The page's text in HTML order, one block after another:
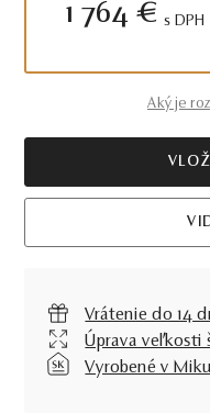
1 764 € S DPH
Aký je
Vrátenie do 14
Úprava veľkosti
Vyrobené v